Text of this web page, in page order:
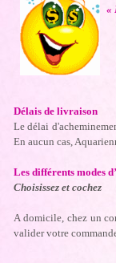
«
Délais de livraison
Le délai
En aucun cas,
Les différents modes
Choisissez et cochez
A domicile, chez un
valider votre